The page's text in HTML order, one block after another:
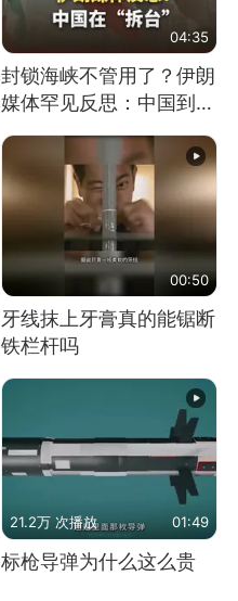
04:35
封锁海峡不管用了？伊朗
媒体罕见反思：中国到底
是不是在"拆台"
00:50
牙线抹上牙膏真的能锯断
铁栏杆吗
21.2万 次播放 01:49
标枪导弹为什么这么贵